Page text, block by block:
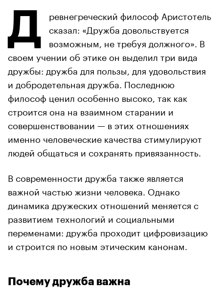
Д
ревнегреческий философ Аристотель
сказал: «Дружба довольствуется
возможным, не требуя должного». В
своем учении об этике он выделил три вида
дружбы: дружба для пользы, для удовольствия
и добродетельная дружба. Последнюю
философ ценил особенно высоко, так как
строится она на взаимном старании и
совершенствовании — в этих отношениях
именно человеческие качества стимулируют
людей общаться и сохранять привязанность.
В современности дружба также является
важной частью жизни человека. Однако
динамика дружеских отношений меняется с
развитием технологий и социальными
переменами: дружба проходит цифровизацию
и строится по новым этическим канонам.
Почему дружба важна